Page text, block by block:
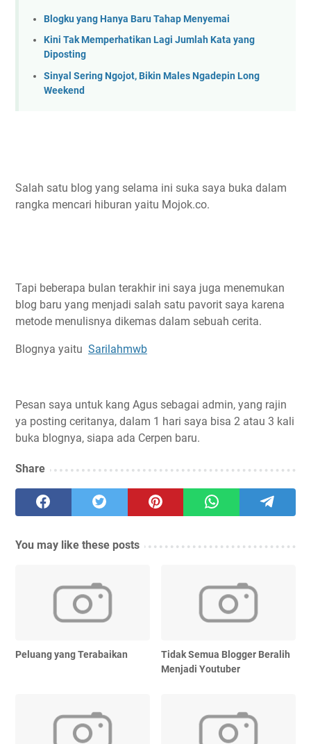
Blogku yang Hanya Baru Tahap Menyemai
Kini Tak Memperhatikan Lagi Jumlah Kata yang
Diposting
Sinyal Sering Ngojot, Bikin Males Ngadepin Long
Weekend
Salah satu blog yang selama ini suka saya buka dalam
rangka mencari hiburan yaitu Mojok.co.
Tapi beberapa bulan terakhir ini saya juga menemukan
blog baru yang menjadi salah satu pavorit saya karena
metode menulisnya dikemas dalam sebuah cerita.
Blognya yaitu Sarilahmwb
Pesan saya untuk kang Agus sebagai admin, yang rajin
ya posting ceritanya, dalam 1 hari saya bisa 2 atau 3 kali
buka blognya, siapa ada Cerpen baru.
Share
You may like these posts
Peluang yang Terabaikan
Tidak Semua Blogger Beralih
Menjadi Youtuber